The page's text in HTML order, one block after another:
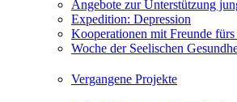
Angebote zur Unterstützung
Expedition: Depression
Kooperationen mit Freunde
Woche der Seelischen
Vergangene Projekte